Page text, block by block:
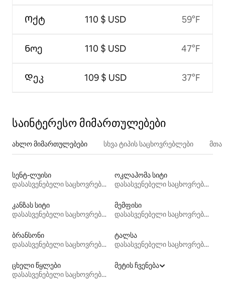
Ოქტ
Ნოე
Დეკ
110 $ USD
110 $ USD
109 $ USD
59°F
47°F
37°F
საინტერესო მიმართულებები
ახლო მიმართულებები სხვა ტიპის საცხოვრებლები
სენტ-ლუისი
დასასვენებელი საცხოვრებლები
ოკლაჰომა სიტი
დასასვენებელი საცხოვრებლები
კანზას სიტი
დასასვენებელი საცხოვრებლები
მემფისი
დასასვენებელი საცხოვრებლები
ბრანსონი
დასასვენებელი საცხოვრებლები
ტალსა
დასასვენებელი საცხოვრებლები
ცხელი წყლები
დასასვენებელი საცხოვრებლები
მეტის ჩვენება